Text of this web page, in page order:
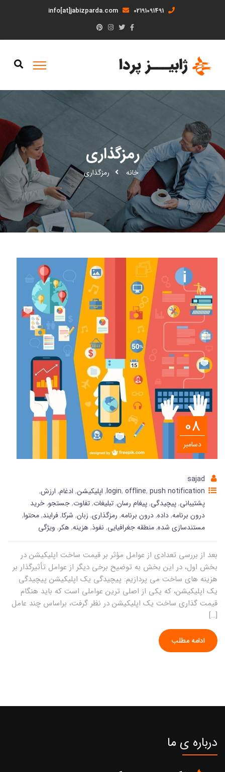
02191091491
info[at]jabizparda.com
رمزگذاری
خانه رمزگذاری
08
دسامبر
sajad
login, offline, push notification
, اپلیکیشن, ادغام, ارزش,
پشتیبانی,پیچیدگی,پیغام رسان,تبلیغات,تفاوت,جستجو,خرید
درون برنامه,داده,درون برنامه, رمزگذاری, زبان, شرکا,فرایند,محتوا,
مستندسازی شده,منطقه جغرافیایی, نفوذ,هزینه,هکر, ویژگی
بعد از بررسی تعدادی از عوامل مؤثر بر قیمت ساخت اپلیکیشن در
بخش اول، در این بخش به توضیح برخی دیگر از عوامل تأثیرگذار بر
هزینه های ساخت می پردازیم: پیچیدگی یک اپلیکیشن پیچیدگی
یک اپلیکیشن، که یکی از اصلی ترین عواملی است که باید هنگام
قیمت گذاری ساخت یک اپلیکیشن در نظر گرفت، براساس چند عامل
[…]
ادامه مطلب
درباره ی ما